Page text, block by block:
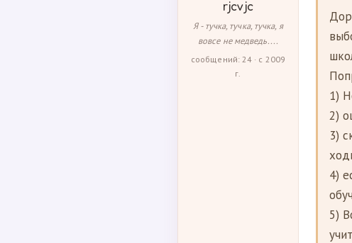
rjcvjc
Я - тучка, тучка, тучка, я
вовсе не медведь....
сообщений: 24 · с 2009
г.
1)
2)
3)
4)
5)